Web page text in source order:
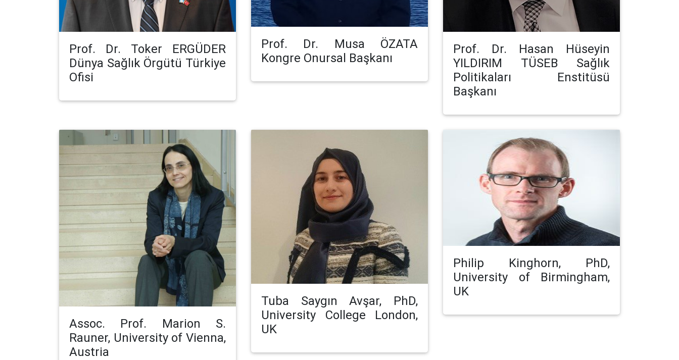
Prof. Dr. Toker ERGÜDER
Dünya Sağlık Örgütü Türkiye
Ofisi
Prof. Dr. Musa ÖZATA
Kongre Onursal Başkanı
Prof. Dr. Hasan Hüseyin
YILDIRIM TÜSEB Sağlık
Politikaları Enstitüsü
Başkanı
Assoc. Prof. Marion S.
Rauner, University of Vienna,
Austria
Tuba Saygın Avşar, PhD,
University College London,
UK
Philip Kinghorn, PhD,
University of Birmingham,
UK